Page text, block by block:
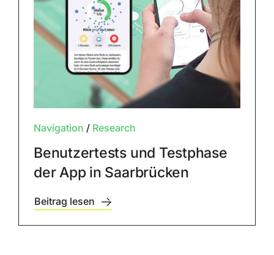
Navigation / Research
Benutzertests und Testphase
der App in Saarbrücken
Beitrag lesen